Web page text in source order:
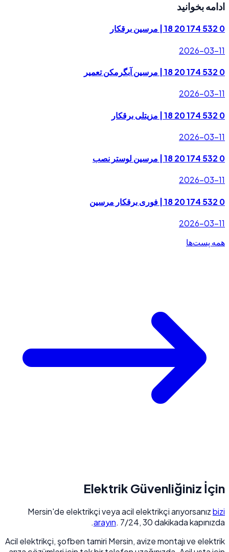
ادامه بخوانید
0 532 174 20 18 | مرسین برقکار
2026-03-11
0 532 174 20 18 | مرسین آبگرمکن تعمیر
2026-03-11
0 532 174 20 18 | مزیتلی برقکار
2026-03-11
0 532 174 20 18 | مرسین لوستر نصب
2026-03-11
0 532 174 20 18 | فوری برقکار مرسین
2026-03-11
همه پست‌ها
Elektrik Güvenliğiniz İçin
Mersin'de elektrikçi veya acil elektrikçi arıyorsanızbizi
arayın. 7/24, 30 dakikada kapınızda.
Acil elektrikçi, şofben tamiri Mersin, avize montajı ve elektrik